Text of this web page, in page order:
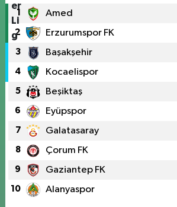
1 Amed
2 Erzurumspor FK
3 Başakşehir
4 Kocaelispor
5 Beşiktaş
6 Eyüpspor
7 Galatasaray
8 Çorum FK
9 Gaziantep FK
10 Alanyaspor